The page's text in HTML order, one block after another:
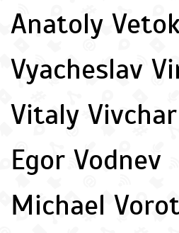
Anatoly
Vyacheslav
Vitaly
Egor Vodnev
Michael